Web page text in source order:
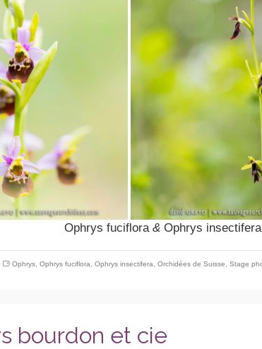
Ophrys fuciflora&Ophrys insectifera
Ophrys ,Ophrys fuciflora ,Ophrys insectifera ,Orchidées de Suisse ,Stage
bourdon et cie